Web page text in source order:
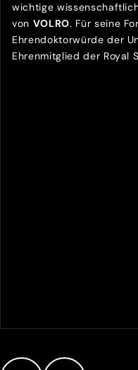
wichtige
von VOLRO. Für seine
Ehrendoktorwürde der
Ehrenmitglied der Royal